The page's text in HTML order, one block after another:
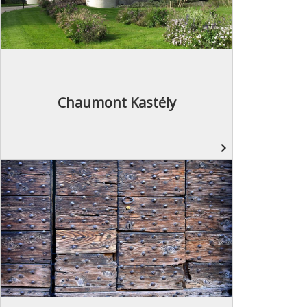
Chaumont Kastély
navigate_next